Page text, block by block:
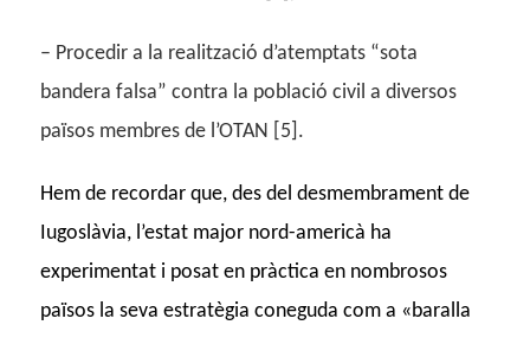
– Procedir a la realització d’atemptats “sota
bandera falsa” contra la població civil a diversos
països membres de l’OTAN [5].
Hem de recordar que, des del desmembrament de
Iugoslàvia, l’estat major nord-americà ha
experimentat i posat en pràctica en nombrosos
països la seva estratègia coneguda com a «baralla